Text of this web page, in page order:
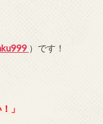
）です！
」